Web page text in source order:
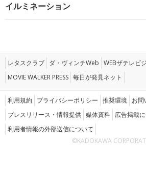
イルミネーション
レタスクラブ ダ・ヴィンチWeb WEBザテレビ
MOVIE WALKER PRESS 毎日が発見ネット
利用規約 プライバシーポリシー 推奨環境 お問
プレスリリース・情報提供 媒体資料 広告掲載
利用者情報の外部送信について
©KADOKAWA